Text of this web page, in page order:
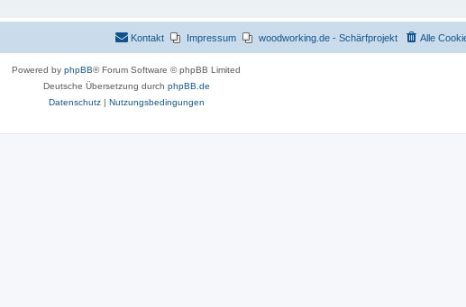
Alle
woodworking.de - Schärfprojekt
Impressum
Kontakt
Powered by phpBB® Forum Software © phpBB Limited
Deutsche Übersetzung durch phpBB.de
Datenschutz| Nutzungsbedingungen